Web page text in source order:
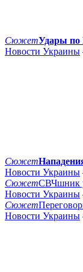
СюжетУдары по
Новости Украины
Сюжет
Новости Украины
СюжетСВЧшник
Новости Украины
Сюжет
Новости Украины